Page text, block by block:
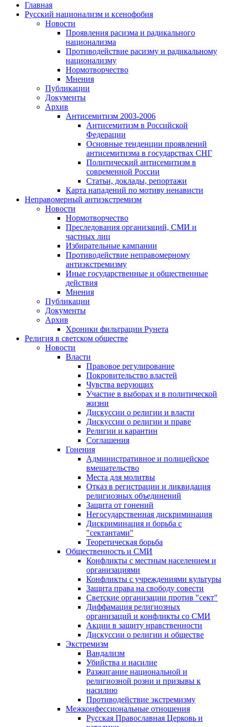
Главная
Русский национализм и ксенофобия
Новости
Проявления расизма и радикального
национализма
Противодействие расизму и радикальному
национализму
Нормотворчество
Мнения
Публикации
Документы
Архив
Антисемитизм 2003-2006
Антисемитизм в Российской
Федерации
Основные тенденции проявлений
антисемитизма в государствах СНГ
Политический антисемитизм в
современной России
Статьи, доклады, репортажи
Карта нападений по мотиву ненависти
Неправомерный антиэкстремизм
Новости
Нормотворчество
Преследования организаций, СМИ и
частных лиц
Избирательные кампании
Противодействие неправомерному
антиэкстремизму
Иные государственные и общественные
действия
Мнения
Публикации
Документы
Архив
Хроники фильтрации Рунета
Религия в светском обществе
Новости
Власти
Правовое регулирование
Покровительство властей
Чувства верующих
Участие в выборах и в политической
жизни
Дискуссии о религии и власти
Дискуссии о религии и праве
Религии и карантин
Соглашения
Гонения
Административное и полицейское
вмешательство
Места для молитвы
Отказ в регистрации и ликвидация
религиозных объединений
Защита от гонений
Негосударственная дискриминация
Дискриминация и борьба с
"сектантами"
Теоретическая борьба
Общественность и СМИ
Конфликты с местным населением и
организациями
Конфликты с учреждениями культуры
Защита права на свободу совести
Светские организации против "сект"
Диффамация религиозных
организаций и конфликты со СМИ
Акции в защиту нравственности
Дискуссии о религии и обществе
Экстремизм
Вандализм
Убийства и насилие
Разжигание национальной и
религиозной розни и призывы к
насилию
Противодействие экстремизму
Межконфессиональные отношения
Русская Православная Церковь и